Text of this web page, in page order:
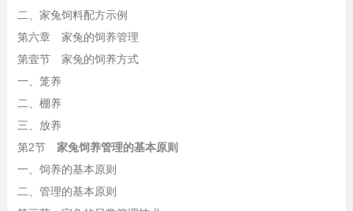
二、家兔饲料配方示例
第六章 家兔的饲养管理
第壹节 家兔的饲养方式
一、笼养
二、棚养
三、放养
第2节 家兔饲养管理的基本原则
一、饲养的基本原则
二、管理的基本原则